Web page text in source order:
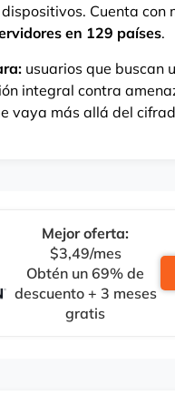
Cuenta con
en 129 países.
usuarios que buscan
integral contra
vaya más allá del
Mejor oferta:
$3,49/mes
Obtén un 69% de
descuento + 3 meses
gratis